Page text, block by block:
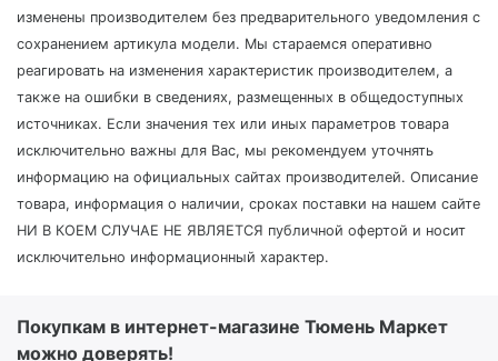
изменены производителем без предварительного уведомления с
сохранением артикула модели. Мы стараемся оперативно
реагировать на изменения характеристик производителем, а
также на ошибки в сведениях, размещенных в общедоступных
источниках. Если значения тех или иных параметров товара
исключительно важны для Вас, мы рекомендуем уточнять
информацию на официальных сайтах производителей. Описание
товара, информация о наличии, сроках поставки на нашем сайте
НИ В КОЕМ СЛУЧАЕ НЕ ЯВЛЯЕТСЯ публичной офертой и носит
исключительно информационный характер.
Покупкам в интернет-магазине Тюмень Маркет
можно доверять!